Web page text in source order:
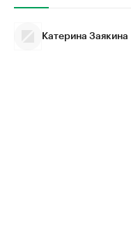
Катерина Заякина